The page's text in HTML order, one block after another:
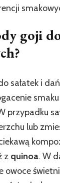
goji
sałatek i
przypadku
lub
z quinoa. W
owoce